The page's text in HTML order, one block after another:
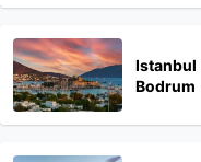
Istanbul
Bodrum